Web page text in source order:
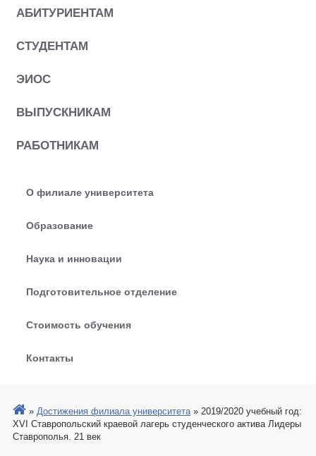
АБИТУРИЕНТАМ
СТУДЕНТАМ
ЭИОС
ВЫПУСКНИКАМ
РАБОТНИКАМ
О филиале университета
Образование
Наука и инновации
Подготовительное отделение
Стоимость обучения
Контакты
» Достижения филиала университета » 2019/2020 учебный год:
XVI Ставропольский краевой лагерь студенческого актива Лидеры
Ставрополья. 21 век